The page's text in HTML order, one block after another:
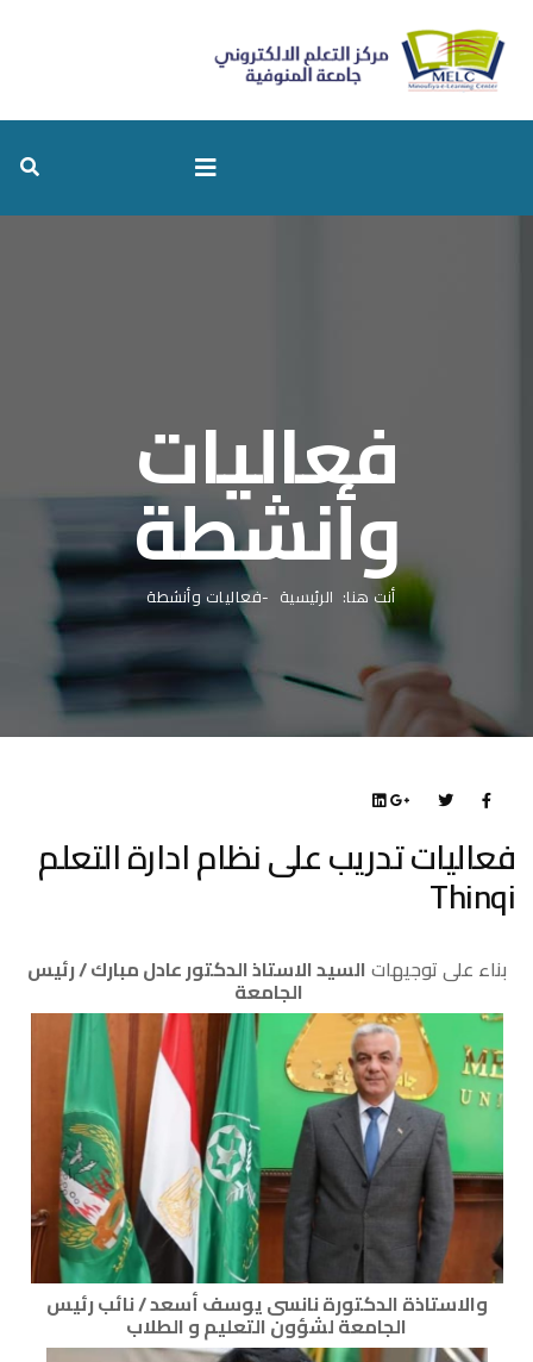
فعاليات
وأنشطة
أنت هنا: الرئيسية فعاليات وأنشطة
فعاليات تدريب على نظام ادارة التعلم
Thinqi
بناء على توجيهات السيد الاستاذ الدكتور عادل مبارك / رئيس
الجامعة
والاستاذة الدكتورة نانسى يوسف أسعد / نائب رئيس
الجامعة لشؤون التعليم و الطلاب